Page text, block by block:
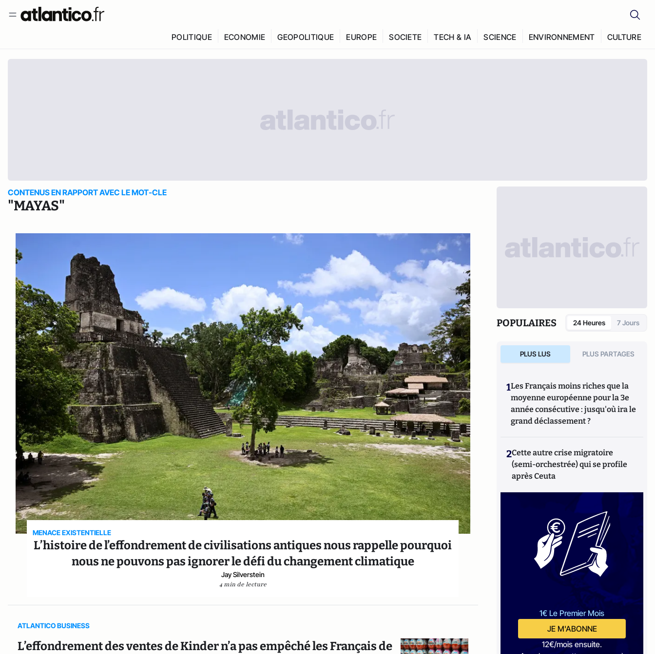
POLITIQUE ECONOMIE GEOPOLITIQUE EUROPE SOCIETE TECH & IA SCIENCE ENVIRONNEMENT CULTURE
CONTENUS EN RAPPORT AVEC LE MOT-CLE
"MAYAS"
MENACE EXISTENTIELLE
L’histoire de l’effondrement de civilisations antiques nous rappelle pourquoi
nous ne pouvons pas ignorer le défi du changement climatique
Jay Silverstein
4 min de lecture
ATLANTICO BUSINESS
L’effondrement des ventes de Kinder n’a pas empêché les Français de
POPULAIRES 24 Heures 7 Jours
PLUS LUS PLUS PARTAGES
1Les Français moins riches que la
moyenne européenne pour la 3e
année consécutive : jusqu'où ira le
grand déclassement ?
2Cette autre crise migratoire
(semi-orchestrée) qui se profile
après Ceuta
1€ Le Premier Mois
JE M'ABONNE
12€/mois ensuite.